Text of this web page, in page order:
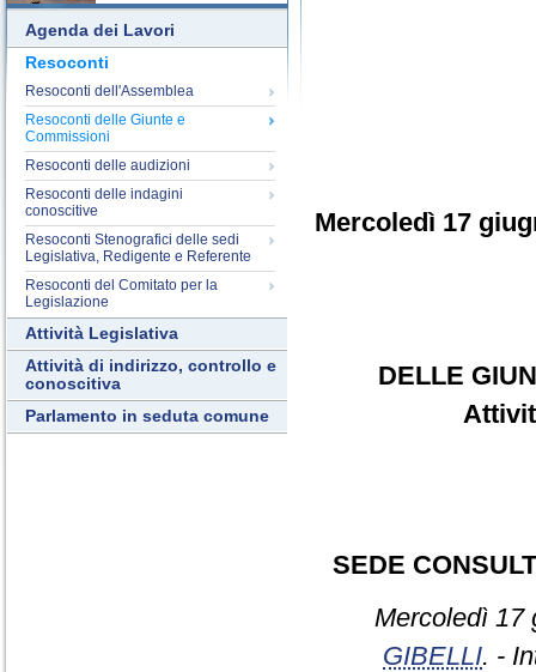
Agenda dei Lavori
Resoconti
Resoconti dell'Assemblea
Resoconti delle Giunte e
Commissioni
Resoconti delle audizioni
Resoconti delle indagini
conoscitive
Resoconti Stenografici delle sedi
Legislativa, Redigente e Referente
Resoconti del Comitato per la
Legislazione
Attività Legislativa
Attività di indirizzo, controllo e
conoscitiva
Parlamento in seduta comune
Mercoledì 17
DELLE
SEDE
Mercoledì 17
GIBELLI. -